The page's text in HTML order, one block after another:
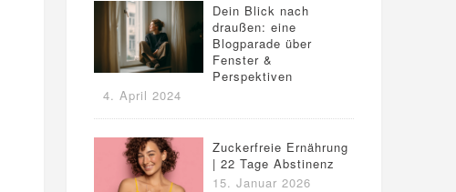
Dein Blick nach
draußen: eine
Blogparade über
Fenster &
Perspektiven
4. April 2024
Zuckerfreie Ernährung
| 22 Tage Abstinenz
15. Januar 2026